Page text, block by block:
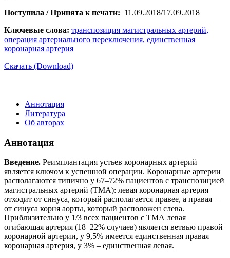
Поступила / Принята к печати: 11.09.2018/17.09.2018
Ключевые слова: транспозиция магистральных артерий,
операция артериального переключения, единственная
коронарная артерия
Скачать (Download)
Аннотация
Литература
Об авторах
Аннотация
Введение. Реимплантация устьев коронарных артерий
является ключом к успешной операции. Коронарные артерии
располагаются типично у 67–72% пациентов с транспозицией
магистральных артерий (ТМА): левая коронарная артерия
отходит от синуса, который располагается правее, а правая –
от синуса корня аорты, который расположен слева.
Приблизительно у 1/3 всех пациентов с ТМА левая
огибающая артерия (18–22% случаев) является ветвью правой
коронарной артерии, у 9,5% имеется единственная правая
коронарная артерия, у 3% – единственная левая.